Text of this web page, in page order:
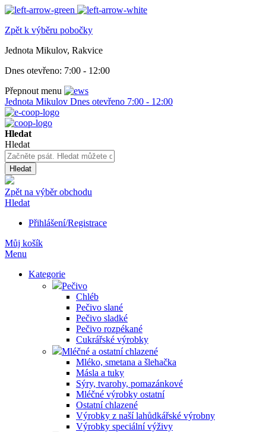
Zpět k výběru pobočky
Jednota Mikulov, Rakvice
Dnes otevřeno: 7:00 - 12:00
Přepnout menu
Jednota Mikulov Dnes otevřeno 7:00 - 12:00
Hledat
Hledat
Hledat
Zpět na výběr obchodu
Hledat
Přihlášení/Registrace
Můj košík
Menu
Kategorie
Pečivo
Chléb
Pečivo slané
Pečivo sladké
Pečivo rozpékané
Cukrářské výrobky
Mléčné a ostatní chlazené
Mléko, smetana a šlehačka
Másla a tuky
Sýry, tvarohy, pomazánkové
Mléčné výrobky ostatní
Ostatní chlazené
Výrobky z naší lahůdkářské výrobny
Výrobky speciální výživy